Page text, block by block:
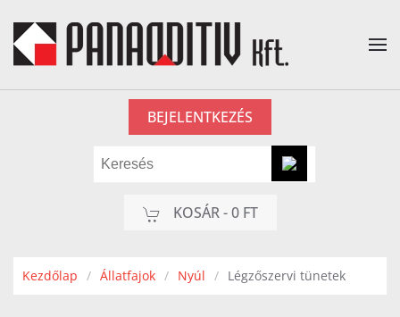
Fő tartalom átugrása
BEJELENTKEZÉS
KOSÁR -0 FT
Kezdőlap Állatfajok Nyúl Légzőszervi tünetek